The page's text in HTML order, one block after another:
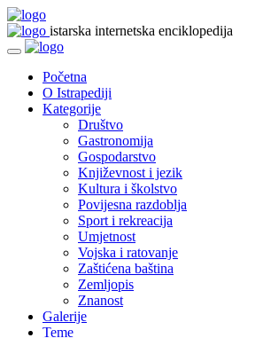
istarska internetska enciklopedija
Početna
O Istrapediji
Kategorije
Društvo
Gastronomija
Gospodarstvo
Književnost i jezik
Kultura i školstvo
Povijesna razdoblja
Sport i rekreacija
Umjetnost
Vojska i ratovanje
Zaštićena baština
Zemljopis
Znanost
Galerije
Teme